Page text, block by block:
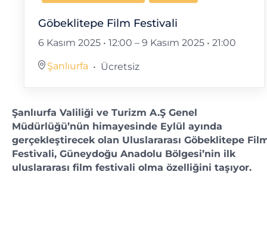
Göbeklitepe Film Festivali
6 Kasım 2025 • 12:00 – 9 Kasım 2025 • 21:00
Şanlıurfa Ücretsiz
Şanlıurfa Valiliği ve Turizm A.Ş Genel
Müdürlüğü’nün himayesinde Eylül ayında
gerçekleştirecek olan Uluslararası Göbeklitepe
Festivali, Güneydoğu Anadolu Bölgesi’nin ilk
uluslararası film festivali olma özelliğini taşıyor.